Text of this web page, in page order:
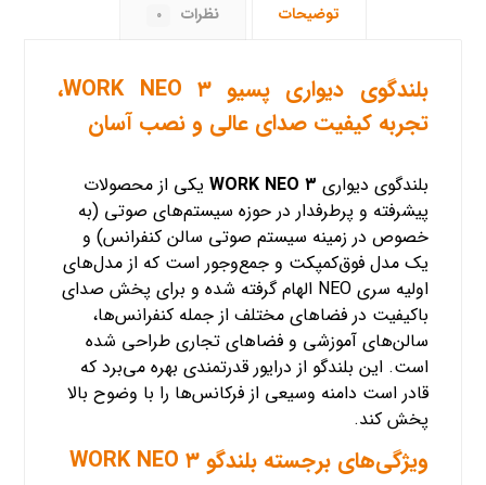
توضیحات نظرات ۰
بلندگوی دیواری پسیو
WORK NEO ۳،
تجربه کیفیت صدای عالی و نصب آسان
بلندگوی دیواری WORK NEO ۳
یکی از محصولات
پیشرفته و پرطرفدار در حوزه سیستم‌های صوتی (به
خصوص در زمینه سیستم صوتی سالن کنفرانس) و
یک مدل فوق‌کمپکت و جمع‌وجور است که از مدل‌های
اولیه سری NEO الهام گرفته شده و برای پخش صدای
باکیفیت در فضاهای مختلف از جمله کنفرانس‌ها،
سالن‌های آموزشی و فضاهای تجاری طراحی شده
است. این بلندگو از درایور قدرتمندی بهره می‌برد که
قادر است دامنه وسیعی از فرکانس‌ها را با وضوح بالا
پخش کند.
ویژگی‌های برجسته بلندگو WORK NEO ۳